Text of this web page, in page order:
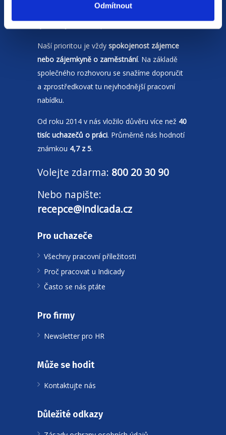
Odmítnout
si na individuálním a férovém přístupu,
Naší prioritou je vždy spokojenost zájemce
nebo zájemkyně o zaměstnání. Na základě
společného rozhovoru se snažíme doporučit
a zprostředkovat tu nejvhodnější pracovní
nabídku.
Od roku 2014 v nás vložilo důvěru více než 40
tisíc uchazečů o práci. Průměrně nás hodnotí
známkou 4,7 z 5.
Volejte zdarma: 800 20 30 90
Nebo napište:
recepce@indicada.cz
Pro uchazeče
Všechny pracovní příležitosti
Proč pracovat u Indicady
Často se nás ptáte
Pro firmy
Newsletter pro HR
Může se hodit
Kontaktujte nás
Důležité odkazy